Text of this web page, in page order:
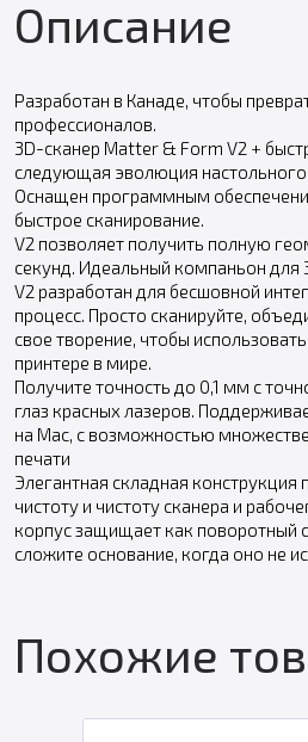
Описание
Разработан в Канаде, чтобы
профессионалов.
3D-сканер Matter & Form V2 +
следующая эволюция
Оснащен программным
быстрое сканирование.
V2 позволяет получить полную
секунд. Идеальный компаньон для
V2 разработан для бесшовной
процесс. Просто сканируйте,
свое творение, чтобы
принтере в мире.
Получите точность до 0,1 мм с
глаз красных лазеров.
на Mac, с возможностью
печати
Элегантная складная
чистоту и чистоту сканера и
корпус защищает как поворотный
сложите основание, когда оно не
Похожие